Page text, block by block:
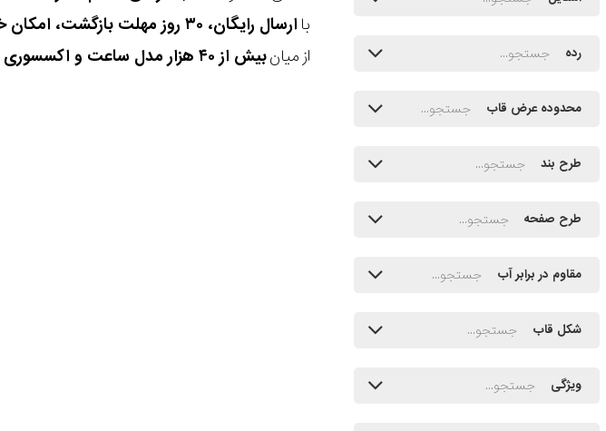
باارسال رایگان، ۳۰ روز مهلت بازگشت، امکان خرید حضوری و انتخاب بین ۳ محصول
از میانبیش از ۴۰ هزار مدل ساعت و اکسسوری اورجینال رده
محدوده عرض قاب
طرح بند
طرح صفحه
مقاوم در برابر آب
شکل قاب
ویژگی